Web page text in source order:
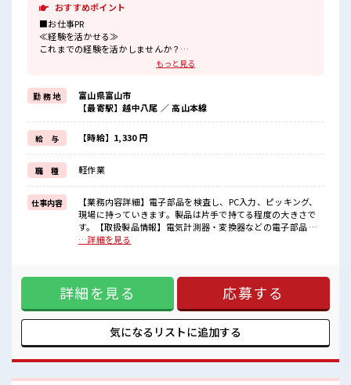
おすすめポイント
■お仕事PR
≪経験を活かせる≫
これまでの経験を活かしませんか？
≪適度な残業でお給料UP≫
残業は月20時間未満で、
ほどよく稼げます♪
≪ラクラク制服アリ≫
制服があるので、
毎日の服装の悩み解消♪
≪様々なお仕事をご提案≫
一人で悩まず気軽に相談できる、
派遣のお仕事です！
■職場の雰囲気
少人数の職場だから一緒に働く仲間との距離もグッと近い！
休憩室完備でランチや休憩も充実しそう♪
程よく残業あり！
もっと見る
勤 務 地
富山県富山市
【最寄駅】越中八尾 ／ 高山本線
給 与 【時給】1,330 円
職 種 軽作業
仕事内容
【業務内容詳細】電子部品を検査し、PC入力、ピッキング、
現場に持っていきます。製品は片手で持てる程度の大きさで
す。【取扱製品情報】電気計測器・変換器などの電子部品 ■
お仕事PR ≪経験を活かせる≫ これまでの経験を活かしません
で、 ほどよく稼げます♪ ≪ラクラク制服アリ≫ 制服があるの
で、 毎日の服装の悩み解消♪ ≪様々なお仕事をご提案≫ 一人
で悩まず気軽に相談できる、 派遣のお仕事です！ ■職場の雰
囲気 少人数の職場だから一緒に働く仲間との距離もグッと近
い！ 休憩室完備でランチや休憩も充実しそう♪ ロッカーあ
り！ 安心してお仕事に集中♪ 程よく残業あり！
…詳細を見る
詳細を見る 応募する
気になるリストに追加する